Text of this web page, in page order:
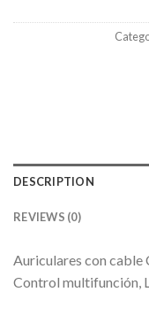
DESCRIPTION
REVIEWS (0)
Auriculares con cable
Control multifunción,